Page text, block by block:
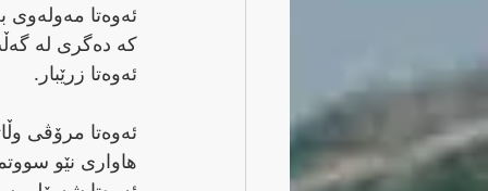
ئه‌وه‌تا مه‌وله‌وی به‌ ڕیشی سپییه‌وه‌
که‌ ده‌گری له‌ گه‌ڵت و
ئه‌وه‌تا زرێبار.
ئه‌وه‌تا مرۆڤی وڵاتی ئاگر و
هاواری نێو